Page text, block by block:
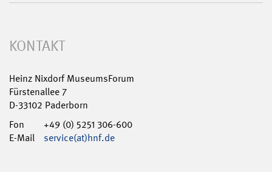
KONTAKT
Heinz Nixdorf MuseumsForum
Fürstenallee 7
D-33102 Paderborn
Fon
+49 (0) 5251 306-600
E-Mail
service(at)hnf.de